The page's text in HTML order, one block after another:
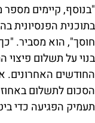
"בנוסף, קיימים מספר
בתוכנית הפנסיונית
חוסך", הוא מסביר.
החודשים האחרונים.
הסכום לתשלום
תעמיק הפגיעה כדי